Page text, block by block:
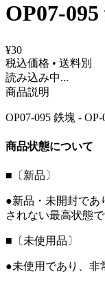
OP07-
¥30
税込価格 • 送料別
読み込み中...
商品説明
OP07-095 鉄塊 - OP-
商品状態について
■〔新品〕
●新品・未開封であ
されない最高状態で
■〔未使用品〕
●未使用であり、非